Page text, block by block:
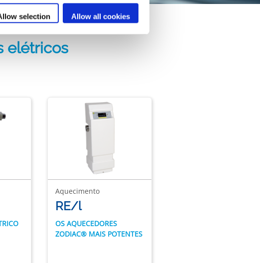
selection Allow all cookies
elétricos
Aquecimento
RE/l
OS AQUECEDORES
ZODIAC® MAIS POTENTES